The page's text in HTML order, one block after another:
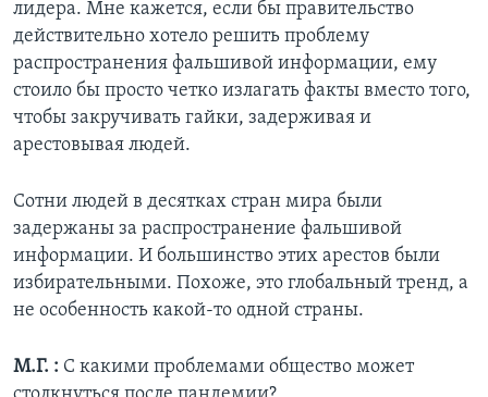
лидера. Мне кажется, если бы правительство
действительно хотело решить проблему
распространения фальшивой информации, ему
стоило бы просто четко излагать факты вместо того,
чтобы закручивать гайки, задерживая и
арестовывая людей.
Сотни людей в десятках стран мира были
задержаны за распространение фальшивой
информации. И большинство этих арестов были
избирательными. Похоже, это глобальный тренд, а
не особенность какой-то одной страны.
М.Г. : С какими проблемами общество может